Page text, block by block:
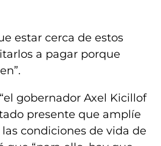
estar cerca de estos
a pagar porque
gobernador Axel Kicillof
presente que amplíe
condiciones de vida de